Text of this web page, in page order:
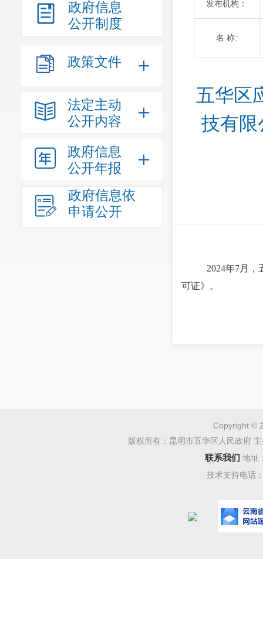
政府信息
公开制度
政策文件
法定主动
公开内容
政府信息
公开年报
政府信息依
申请公开
发布机构：
名 称:
五华区
技有限
2024年7月
可证》。
Copyright ©
版权所有：昆明市五华区人民政府
联系我们 地址
技术支持电话